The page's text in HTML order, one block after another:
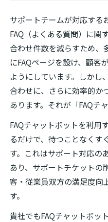
サポートチームが対応する
FAQ（よくある質問）に関
合わせ件数を減らすため、
にFAQページを設け、顧客
ようにしています。しかし
合わせに、さらに効率的か
あります。それが「FAQチ
FAQチャットボットを利用
るだけで、待つことなくす
す。これはサポート対応の
あり、サポートチケットの
客・従業員双方の満足度向
す。
貴社でもFAQチャットボッ